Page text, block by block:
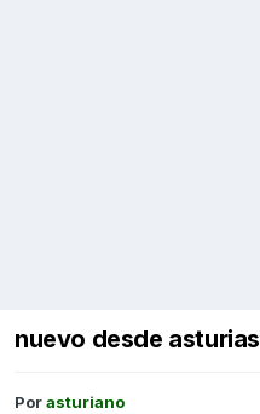
nuevo desde asturias
Porasturiano